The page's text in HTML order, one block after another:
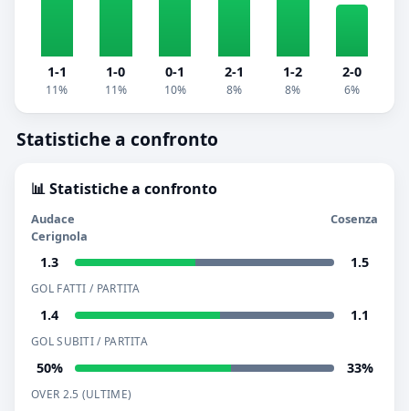
1-1
11%
1-0
11%
0-1
10%
2-1
8%
1-2
8%
2-0
6%
Statistiche a confronto
📊 Statistiche a confronto
Audace
Cerignola
Cosenza
1.3 1.5
GOL FATTI / PARTITA
1.4 1.1
GOL SUBITI / PARTITA
50% 33%
OVER 2.5 (ULTIME)